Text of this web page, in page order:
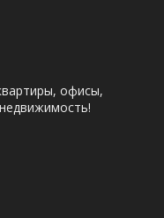
офисы,